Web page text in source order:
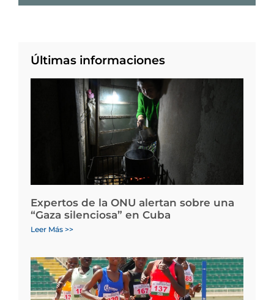
Últimas informaciones
Expertos de la ONU alertan sobre una
“Gaza silenciosa” en Cuba
Leer Más >>